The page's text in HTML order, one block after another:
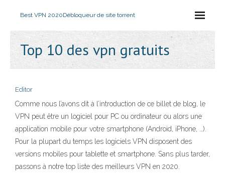
Best VPN 2020Débloqueur de site torrent
Top 10 des vpn gratuits
Editor
Comme nous l’avons dit à l’introduction de ce billet de blog, le
VPN peut être un logiciel pour PC ou ordinateur ou alors une
application mobile pour votre smartphone (Android, iPhone, …).
Pour la plupart du temps les logiciels VPN disposent des
versions mobiles pour tablette et smartphone. Sans plus tarder,
passons à notre top liste des meilleurs VPN en 2020.